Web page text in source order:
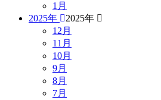
1月
2025年
2025年
12月
11月
10月
9月
8月
7月